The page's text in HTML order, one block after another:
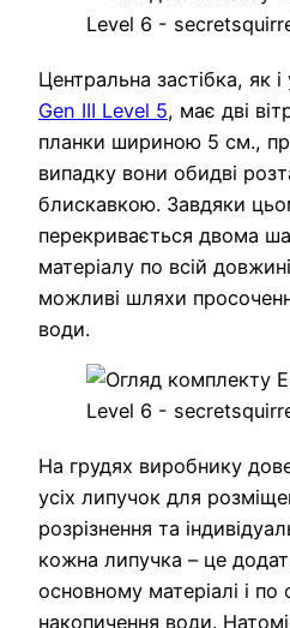
Центральна застібка, як
Gen III Level 5, має дві
планки шириною 5 см.,
випадку вони обидві
блискавкою. Завдяки
перекривається двома
матеріалу по всій
можливі шляхи
води.
На грудях виробнику
усіх липучок для
розрізнення та
кожна липучка – це
основному матеріалі і по
накопичення води.